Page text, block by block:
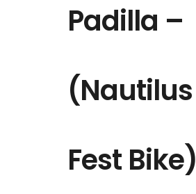
Padilla –
(Nautilus
Fest Bike)